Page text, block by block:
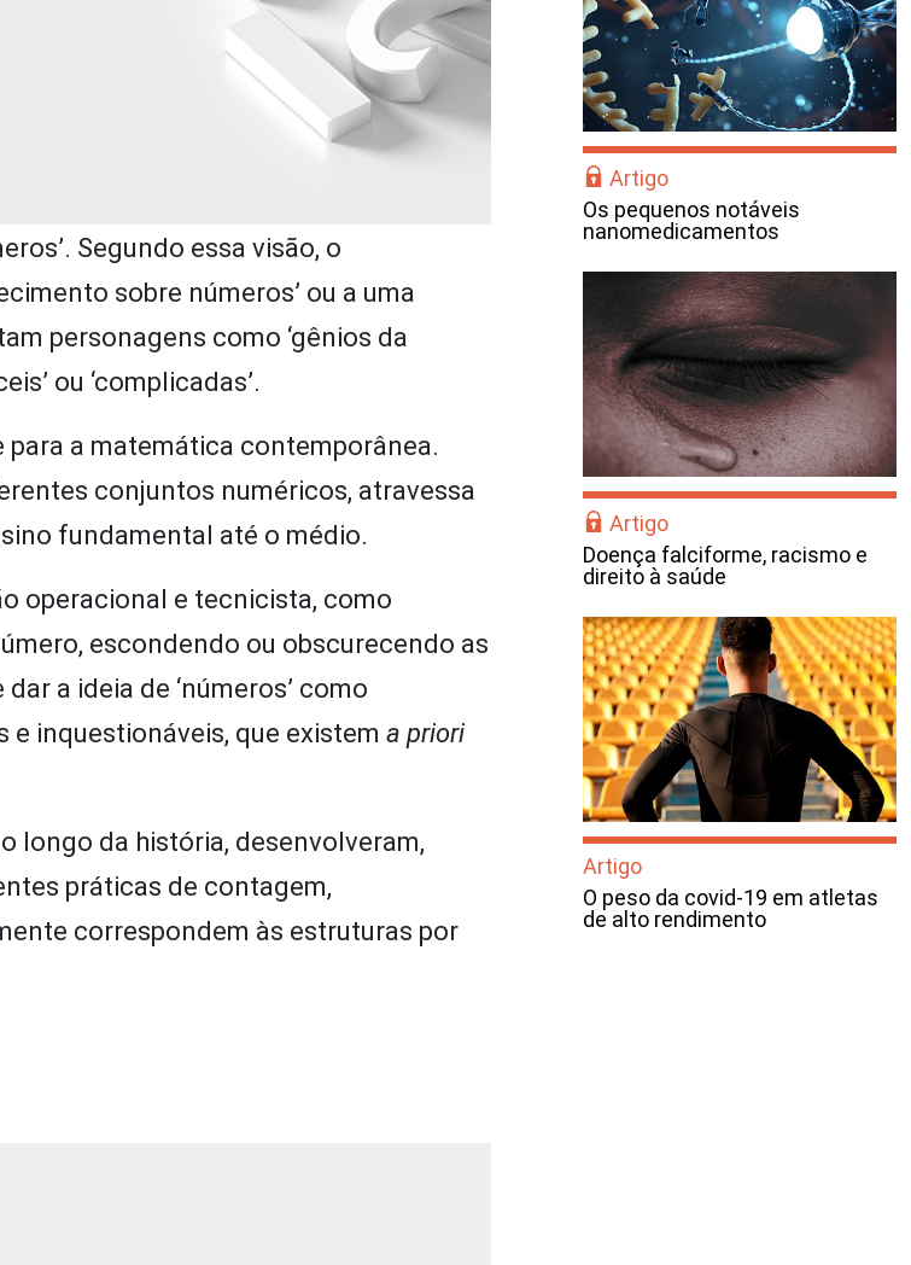
Segundo essa visão, o
sobre números’ ou a uma
personagens como ‘gênios da
ou ‘complicadas’.
a matemática contemporânea.
conjuntos numéricos, atravessa
fundamental até o médio.
operacional e tecnicista, como
escondendo ou obscurecendo as
a ideia de ‘números’ como
inquestionáveis, que existem a priori
longo da história, desenvolveram,
práticas de contagem,
correspondem às estruturas por
Artigo
Os pequenos notáveis
nanomedicamentos
Artigo
Doença falciforme, racismo e
direito à saúde
Artigo
O peso da covid-19 em atletas
de alto rendimento